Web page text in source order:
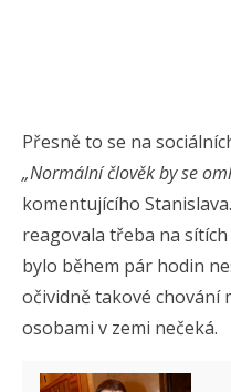
Přesně to se na
„Normální člověk by se
komentujícího
reagovala třeba na
bylo během pár hodin
očividně takové chování
osobami v zemi nečeká.